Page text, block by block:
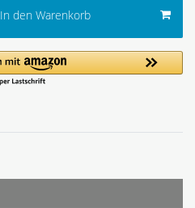
In den Warenkorb